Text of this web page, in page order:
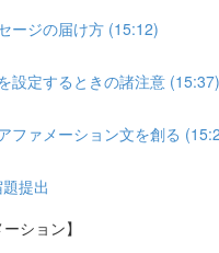
ージの届け方 (15:12)
設定するときの諸注意 (15:37)
ファメーション文を創る
提出
ション】